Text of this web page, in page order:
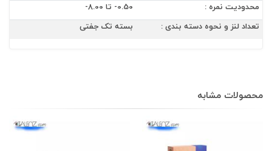
محدودیت نمره :
0.50- تا 8.00-
تعداد لنز و نحوه دسته بندی :
بسته تک جفتی
محصولات مشابه